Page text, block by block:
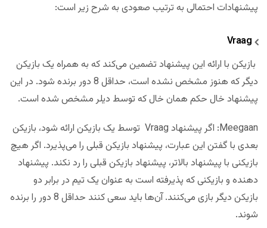
پیشنهادات احتمالی به ترتیب صعودی به شرح زیر است:
Vraag
بازیکن با ارائه این پیشنهاد تضمین می‌کند که به همراه یک بازیکن
دیگر که هنوز مشخص نشده است، حداقل 8 دور برنده شود. در این
پیشنهاد خال حکم همان خال که توسط دیلر مشخص شده است.
Meegaan: اگر پیشنهاد Vraag توسط یک بازیکن ارائه شود، بازیکن
بعدی با گفتن این عبارت، پیشنهاد بازیکن قبلی را می‌پذیرد. اگر هیچ
بازیکنی با پیشنهاد بالاتر، پیشنهاد بازیکن قبلی را رد نکند. پیشنهاد
دهنده و بازیکنی که پذیرفته است به عنوان یک تیم در برابر دو
بازیکن دیگر بازی می‌کنند. آن‌ها باید سعی کنند حداقل 8 دور را برنده
شوند.